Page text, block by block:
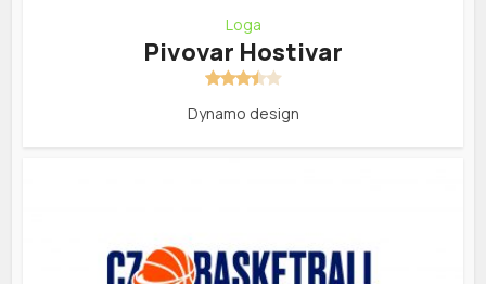
Loga
Pivovar Hostivar
Dynamo design